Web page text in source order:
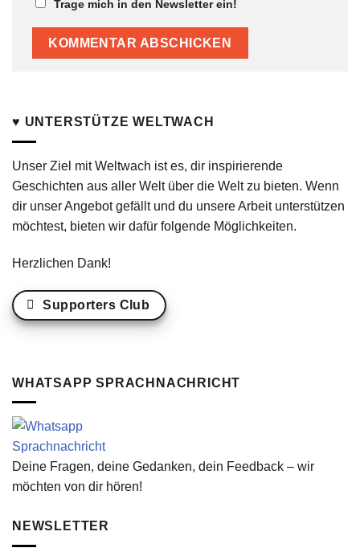
Trage mich in den Newsletter ein!
♥ UNTERSTÜTZE WELTWACH
Unser Ziel mit Weltwach ist es, dir inspirierende
Geschichten aus aller Welt über die Welt zu bieten. Wenn
dir unser Angebot gefällt und du unsere Arbeit unterstützen
möchtest, bieten wir dafür folgende Möglichkeiten.
Herzlichen Dank!
Supporters Club
WHATSAPP SPRACHNACHRICHT
Deine Fragen, deine Gedanken, dein Feedback – wir
möchten von dir hören!
NEWSLETTER